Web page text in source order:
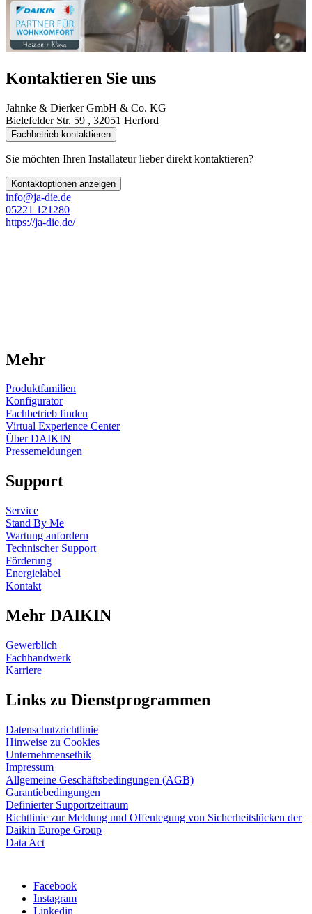
Kontaktieren Sie uns
Jahnke & Dierker GmbH & Co. KG
Bielefelder Str. 59 , 32051 Herford
Fachbetrieb kontaktieren
Sie möchten Ihren Installateur lieber direkt kontaktieren?
Kontaktoptionen anzeigen
info@ja-die.de
05221 121280
https://ja-die.de/
Mehr
Produktfamilien
Konfigurator
Fachbetrieb finden
Virtual Experience Center
Über DAIKIN
Pressemeldungen
Support
Service
Stand By Me
Wartung anfordern
Technischer Support
Förderung
Energielabel
Kontakt
Mehr DAIKIN
Gewerblich
Fachhandwerk
Karriere
Links zu Dienstprogrammen
Datenschutzrichtlinie
Hinweise zu Cookies
Unternehmensethik
Impressum
Allgemeine Geschäftsbedingungen (AGB)
Garantiebedingungen
Definierter Supportzeitraum
Richtlinie zur Meldung und Offenlegung von Sicherheitslücken der
Daikin Europe Group
Data Act
Facebook
Instagram
Linkedin